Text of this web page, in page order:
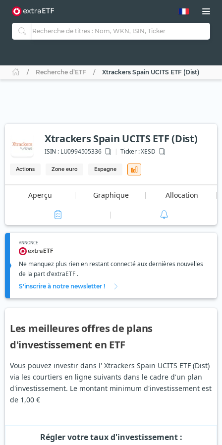
Recherche d’ETF Xtrackers Spain UCITS ETF (Dist)
Xtrackers Spain UCITS ETF (Dist)
ISIN :LU0994505336 Ticker :XESD
Actions Zone euro Espagne
Aperçu Graphique Allocation
ANNONCE
Ne manquez plus rien en restant connecté aux dernières nouvelles
de la part d'extraETF .
S'inscrire à notre newsletter !
Les meilleures offres de plans
d'investissement en ETF
Vous pouvez investir dans l' Xtrackers Spain UCITS ETF (Dist)
via les courtiers en ligne suivants dans le cadre d'un plan
d'investissement. Le montant minimum d'investissement est
de 1,00 €
Régler votre taux d'investissement :